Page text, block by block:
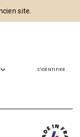
site.
S'IDENTIFIER